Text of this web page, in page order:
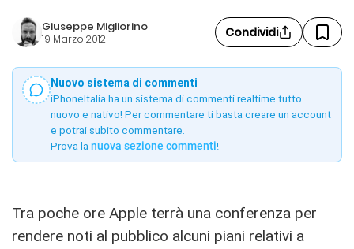
Giuseppe Migliorino
19 Marzo 2012 Condividi
Nuovo sistema di commenti
iPhoneItalia ha un sistema di commenti realtime tutto
nuovo e nativo! Per commentare ti basta creare un account
e potrai subito commentare.
Prova la nuova sezione commenti!
Tra poche ore Apple terrà una conferenza per
rendere noti al pubblico alcuni piani relativi a